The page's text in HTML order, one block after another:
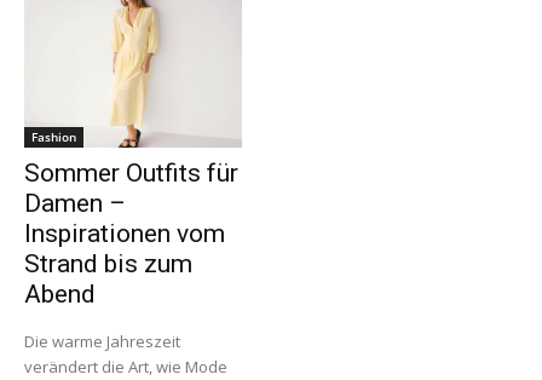
Fashion
Sommer Outfits für
Damen –
Inspirationen vom
Strand bis zum
Abend
Die warme Jahreszeit
verändert die Art, wie Mode